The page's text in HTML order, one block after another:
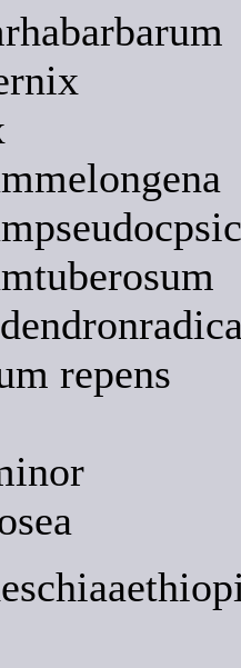
repens